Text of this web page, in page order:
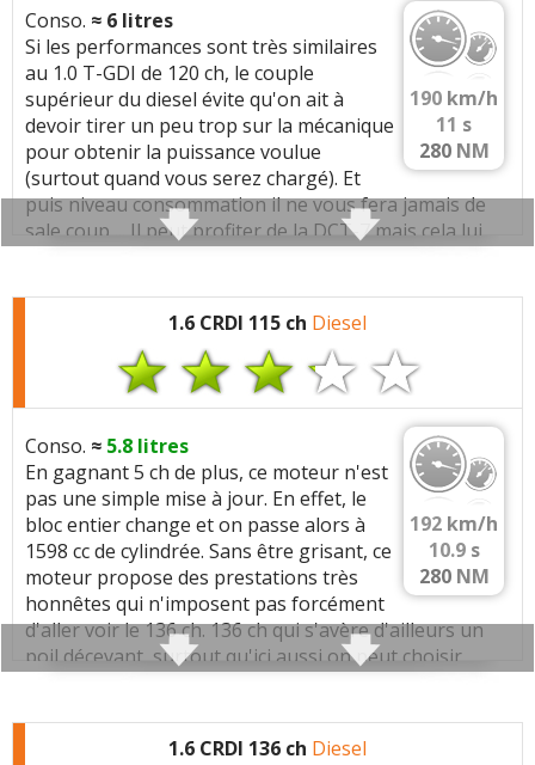
Consommation moyenne :
Problèmes rencontrés :embrayage et phares
changés sous garantie sans discussion
Note :18/20
Prix assurance :977 euros/an (Assureur : axa) (type
de contrat : tous risques) (Bonus/Malus : 30%)
Moins bonne tenue de route que ma Kia Ceed, trop
Commenter cet avis
(Votre post sera visible sous le commentaire
après validation)
Tous les autresavis >>
190 km/h
11 s
280 NM
Conso. ≈ 6 litres
Si les performances sont très similaires
au 1.0 T-GDI de 120 ch, le couple
supérieur du diesel évite qu'on ait à
devoir tirer un peu trop sur la mécanique
pour obtenir la puissance voulue
(surtout quand vous serez chargé). Et
puis niveau consommation il ne vous fera jamais de
sale coup ... Il peut profiter de la DCT-7 mais cela lui
que cette boîte se révèle très confortable dans son
utilisation en évitant les à-coups.
Couple moteur qui arrive tôt ( 1500t/min ) favorisant
Caractéristiques techniques :
Moteur :
4 cylindres(1582 cc)
Moteur:1.6 CRDI 110 D4FB
Performances:110 ch a 4000 tr/min, 280 Nm a
1500 tr/min
1582 cm3
1.6 CRDI 115 ch Diesel
192 km/h
10.9 s
280 NM
Conso. ≈ 5.8 litres
En gagnant 5 ch de plus, ce moteur n'est
pas une simple mise à jour. En effet, le
bloc entier change et on passe alors à
1598 cc de cylindrée. Sans être grisant, ce
moteur propose des prestations très
honnêtes qui n'imposent pas forcément
d'aller voir le 136 ch. 136 ch qui s'avère d'ailleurs un
poil décevant, surtout qu'ici aussi on peut choisir
Couple moteur qui arrive tôt (1500t/min
1.6 CRDI 136 ch Diesel